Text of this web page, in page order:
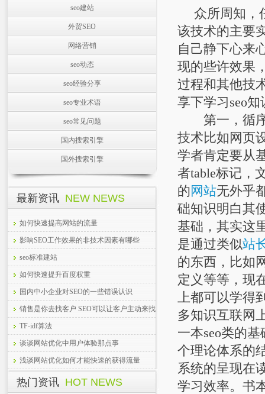
seo建站
外贸SEO
网络营销
seo动态
seo经验分享
seo专业术语
seo常见问题
国内搜索引擎
国外搜索引擎
最新资讯 NEW NEWS
如何快速提高网站的流量
影响SEO工作效果的非技术因素有哪些
seo标准建站
如何快速提升百度权重
国内中小企业对SEO的一些错误认识
销售是你去找客户 SEO可以让客户主动来找
你 TF-idf算法
谈谈网站优化中用户体验那点事
浅谈网站优化如何才能快速的获得流量
热门资讯 HOT NEWS
众所周知，
该技术的主要
自己静下心来
现的些许效果
过程和其他技
享下学习seo
第一，循序
技术比如网页
学者肯定要从
者table标记，
的 网站无外乎
础知识明白其
基础，其实这
是通过类似站
的东西，比如
定义等等，现
上都可以学得
多知识互联网
一本seo类的
个理论体系的
系统的呈现在
学习效率。书